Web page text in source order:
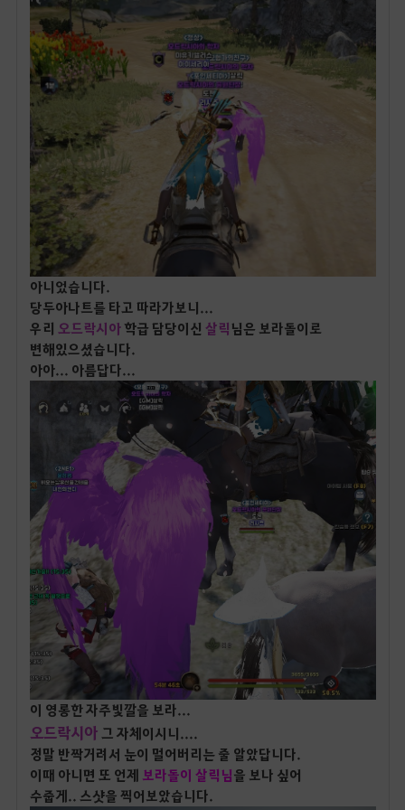
아니었습니다.
당두아나트를 타고 따라가보니...
우리 오드락시아학급 담당이신 살릭 님은 보라돌이로
변해있으셨습니다.
아아... 아름답다...
이 영롱한 자주빛깔을 보라...
오드락시아 그 자체이시니....
정말 반짝거려서 눈이 멀어버리는 줄 알았답니다.
이때 아니면 또 언제 보라돌이 살릭님을 보나 싶어
수줍게.. 스샷을 찍어보았습니다.